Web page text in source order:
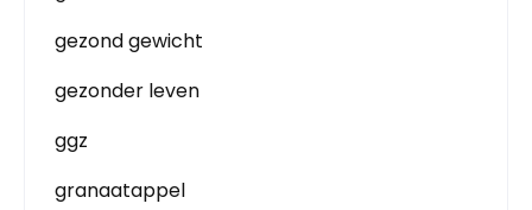
gezond gewicht
gezonder leven
ggz
granaatappel